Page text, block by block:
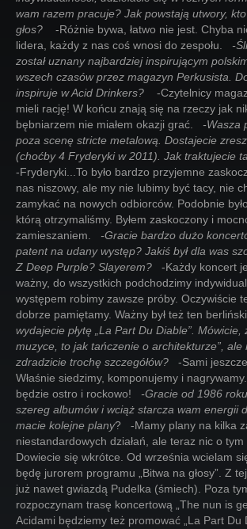
wam razem pracuje? Jak powstają utwory,
głos?
-Różnie bywa, łatwo nie jest. Chyba
lidera, każdy z nas coś wnosi do zespołu. -
został uznany najbardziej inspirującym
wszech czasów przez magazyn Perkusista.
inspiruje w Acid Drinkers?
-Czytelnicy
mieli rację! W końcu znają się na rzeczy jak
bębniarzem nie miałem okazji grać. -Wasza
poza scenę stricte metalową. Dostajecie
(choćby 4 Fryderyki w 2011). Jak traktujecie
-Fryderyki...To było bardzo przyjemne
nas niszowy, ale my nie lubimy być tacy, nie
zamykać na nowych odbiorców. Podobnie
którą otrzymaliśmy. Byłem zaskoczony i
zamieszaniem. -Gracie bardzo dużo
patent na udany występ? Jakiś był dla was
Z Deep Purple? Slayerem? -Każdy koncert
ważny, do wszystkich podchodzimy
występem robimy zawsze próby. Oczywiście
dobrze pamiętamy. Ważny był też ten
wydajecie płytę „La Part Du Diable”. Mówicie,
muzyce, to jak tańczenie o architekturze”, ale
zdradzicie trochę szczegółów? -Sami
Właśnie siedzimy, komponujemy i
będzie ostro i rockowo! -Gracie od 1986
szereg albumów i wciąż starcza wam energii
macie kolejne plany? -Mamy plany na kilka
niestandardowych działań, ale teraz nic o tym
Dowiecie się wkrótce. Od września wcielam
będę jurorem programu „Bitwa na głosy”. Z
już nawet gwiazdą Pudelka (śmiech). Poza
rozpoczynam trasę koncertową „The nun is
Acidami będziemy też promować „La Part Du